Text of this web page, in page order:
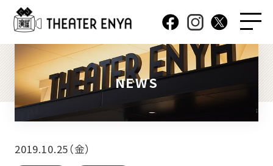
NEWS
2019.10.25（金）